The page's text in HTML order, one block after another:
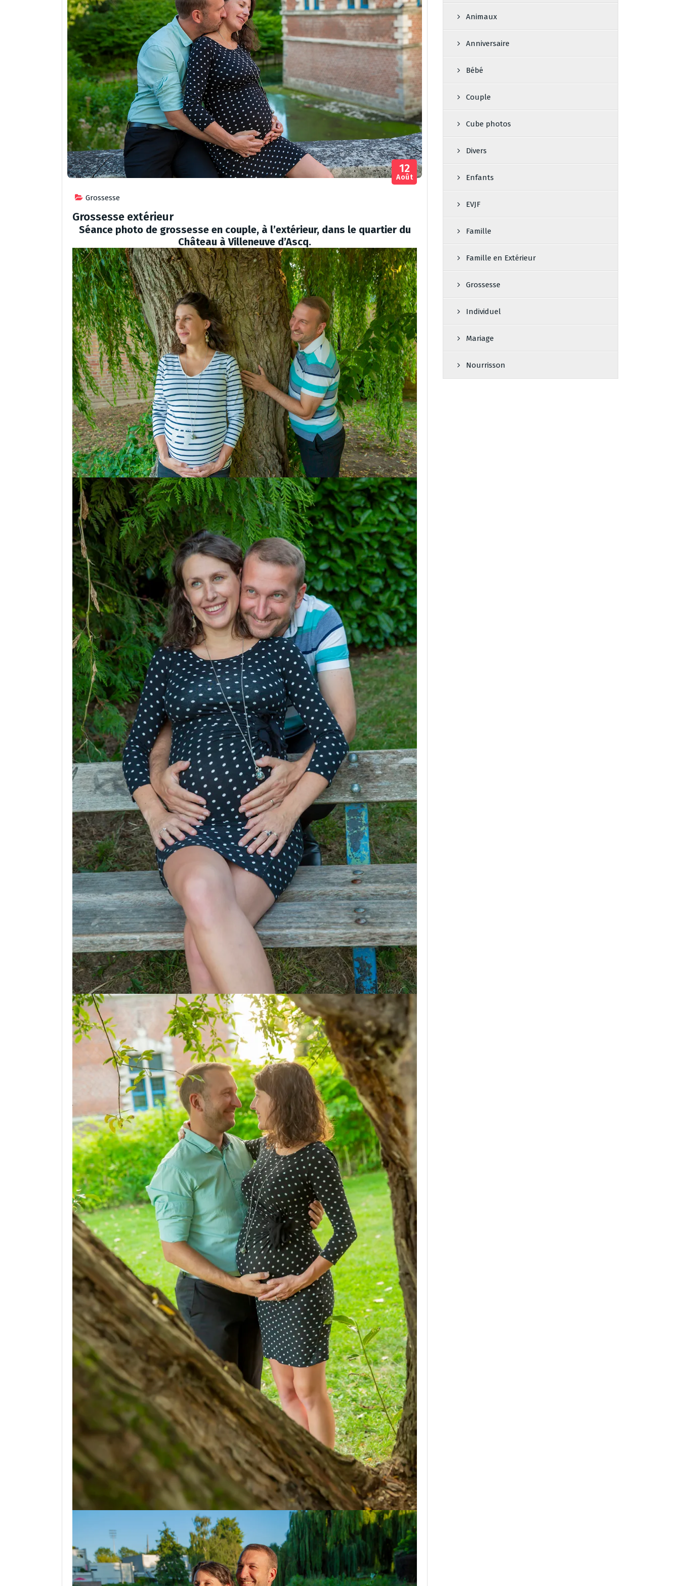
Grossesse
12
Août
Grossesse extérieur
Séance photo de grossesse en couple, à l’extérieur, dans le quartier du
Château à Villeneuve d’Ascq.
Animaux
Anniversaire
Bébé
Couple
Cube photos
Divers
Enfants
EVJF
Famille
Famille en Extérieur
Grossesse
Individuel
Mariage
Nourrisson